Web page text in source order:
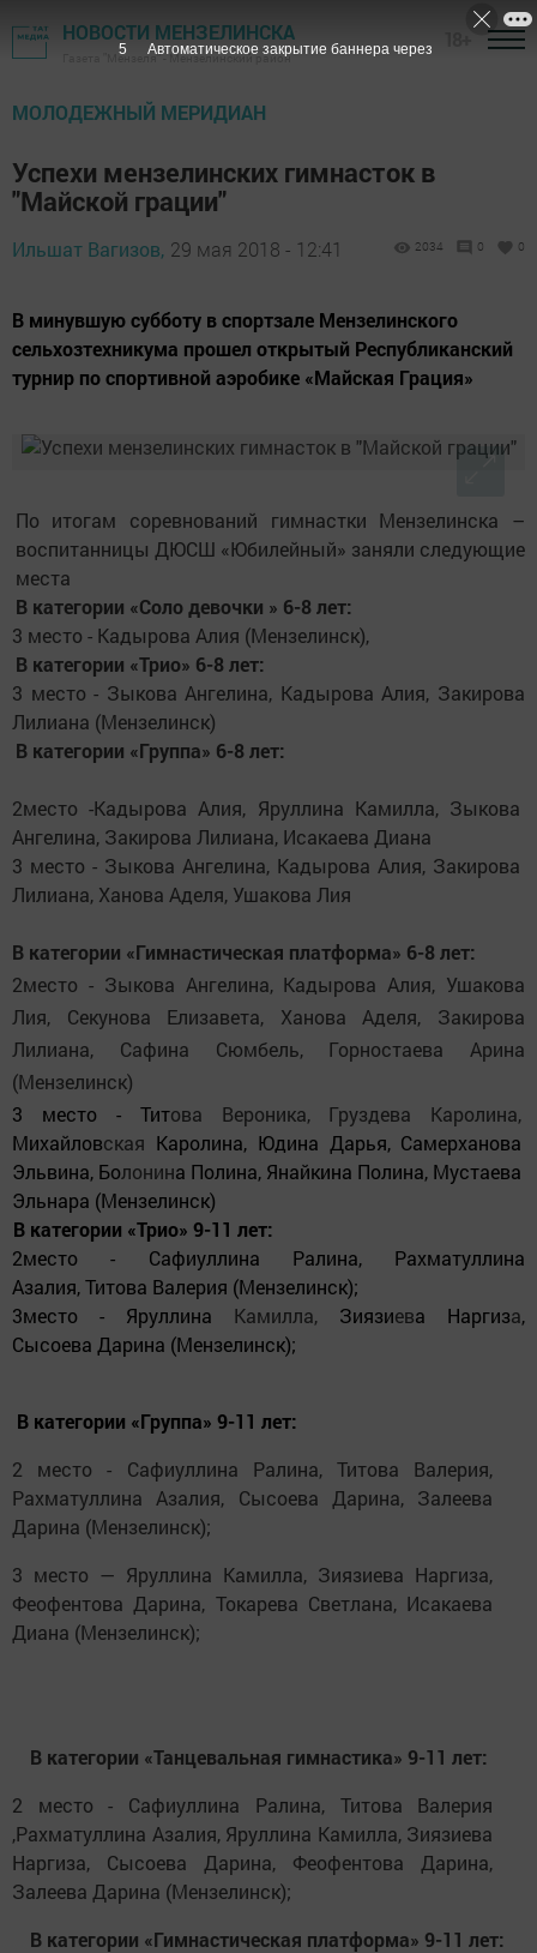
НОВОСТИ МЕНЗЕЛИНСКА
Газета "Мензеля" - Мензелинский район
МОЛОДЕЖНЫЙ МЕРИДИАН
Успехи мензелинских гимнасток в
"Майской грации"
Ильшат Вагизов, 29 мая 2018 - 12:41 2034 0 0
В минувшую субботу в спортзале Мензелинского
сельхозтехникума прошел открытый Республиканский
турнир по спортивной аэробике «Майская Грация»
По итогам соревнований гимнастки Мензелинска –
воспитанницы ДЮСШ «Юбилейный» заняли следующие
места
В категории «Соло девочки » 6-8 лет:
3 место - Кадырова Алия (Мензелинск),
В категории «Трио» 6-8 лет:
3 место - Зыкова Ангелина, Кадырова Алия, Закирова
Лилиана (Мензелинск)
В категории «Группа» 6-8 лет:
2место -Кадырова Алия, Яруллина Камилла, Зыкова
Ангелина, Закирова Лилиана, Исакаева Диана
3 место - Зыкова Ангелина, Кадырова Алия, Закирова
Лилиана, Ханова Аделя, Ушакова Лия
В категории «Гимнастическая платформа» 6-8 лет:
2место - Зыкова Ангелина, Кадырова Алия, Ушакова
Лия, Секунова Елизавета, Ханова Аделя, Закирова
Лилиана, Сафина Сюмбель, Горностаева Арина
(Мензелинск)
3 место - Титова Вероника, Груздева Каролина,
Михайловская Каролина, Юдина Дарья, Самерханова
Эльвина, Болонина Полина, Янайкина Полина, Мустаева
Эльнара (Мензелинск)
В категории «Трио» 9-11 лет:
2место - Сафиуллина Ралина, Рахматуллина
Азалия, Титова Валерия (Мензелинск);
3место - Яруллина Камилла, Зиязиева Наргиза,
Сысоева Дарина (Мензелинск);
В категории «Группа» 9-11 лет:
2 место - Сафиуллина Ралина, Титова Валерия,
Рахматуллина Азалия, Сысоева Дарина, Залеева
Дарина (Мензелинск);
3 место — Яруллина Камилла, Зиязиева Наргиза,
Феофентова Дарина, Токарева Светлана, Исакаева
Диана (Мензелинск);
В категории «Танцевальная гимнастика» 9-11 лет:
2 место - Сафиуллина Ралина, Титова Валерия
,Рахматуллина Азалия, Яруллина Камилла, Зиязиева
Наргиза, Сысоева Дарина, Феофентова Дарина,
Залеева Дарина (Мензелинск);
В категории «Гимнастическая платформа» 9-11 лет:
4 Автоматическое закрытие баннера через